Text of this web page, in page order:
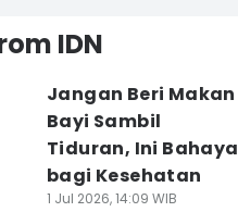
IDN
Jangan Beri Makan
Bayi Sambil
Tiduran, Ini Bahaya
bagi Kesehatan
1 Jul 2026, 14:09 WIB